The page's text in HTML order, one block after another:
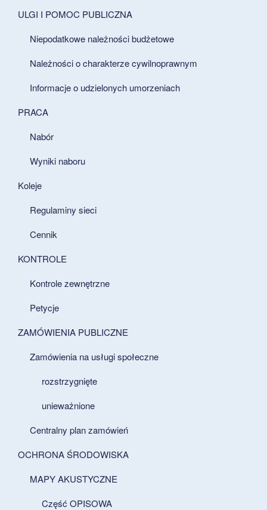
ULGI I POMOC PUBLICZNA
Niepodatkowe należności budżetowe
Należności o charakterze cywilnoprawnym
Informacje o udzielonych umorzeniach
PRACA
Nabór
Wyniki naboru
Koleje
Regulaminy sieci
Cennik
KONTROLE
Kontrole zewnętrzne
Petycje
ZAMÓWIENIA PUBLICZNE
Zamówienia na usługi społeczne
rozstrzygnięte
unieważnione
Centralny plan zamówień
OCHRONA ŚRODOWISKA
MAPY AKUSTYCZNE
Część OPISOWA